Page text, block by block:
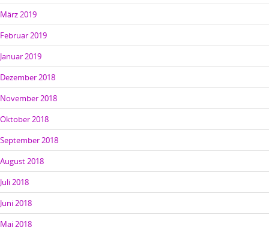
März 2019
Februar 2019
Januar 2019
Dezember 2018
November 2018
Oktober 2018
September 2018
August 2018
Juli 2018
Juni 2018
Mai 2018